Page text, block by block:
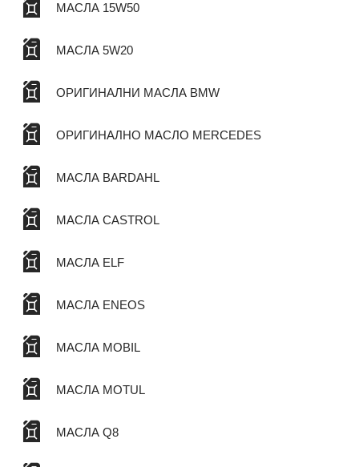
МАСЛА 15W50
МАСЛА 5W20
ОРИГИНАЛНИ МАСЛА BMW
ОРИГИНАЛНО МАСЛО MERCEDES
МАСЛА BARDAHL
МАСЛА CASTROL
МАСЛА ELF
МАСЛА ENEOS
МАСЛА MOBIL
МАСЛА MOTUL
МАСЛА Q8